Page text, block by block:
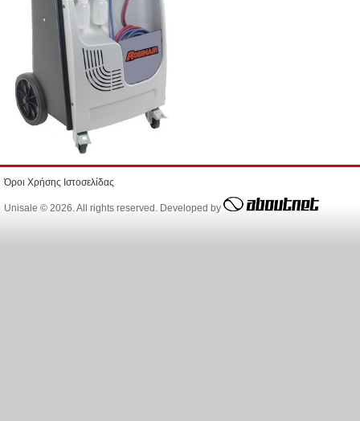
Όροι Χρήσης Ιστοσελίδας
Unisale © 2026. All rights reserved. Developed by